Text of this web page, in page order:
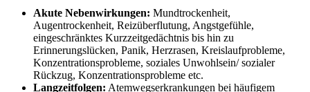
Akute Nebenwirkungen: Mundtrockenheit,
Augentrockenheit, Reizüberflutung, Angstgefühle,
eingeschränktes Kurzzeitgedächtnis bis hin zu
Erinnerungslücken, Panik, Herzrasen, Kreislaufprobleme,
Konzentrationsprobleme, soziales Unwohlsein/ sozialer
Rückzug, Konzentrationsprobleme etc.
Langzeitfolgen: Atemwegserkrankungen bei häufigem